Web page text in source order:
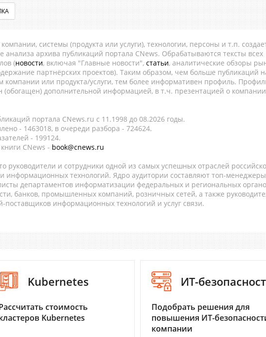
системы (продукта или услуги), технологии, персоны и т.п.
анализа архива публикаций портала CNews. Обрабатываются тексты всех
(новости, включая "Главные новости", статьи, аналитические обзоры
партнёрских проектов). Таким образом, чем больше публикаций
компании или продукта/услуги, тем более информативен профиль.
(обогащен) дополнительной информацией, в т.ч. презентацией о
портала CNews.ru c 11.1998 до 08.2026 годы.
- 1463018, в очереди разбора - 724624.
- 199124.
CNews - book@cnews.ru
руководители и сотрудники одной из самых успешных отраслей
информационных технологий. Ядро аудитории составляют топ-
департаментов информатизации федеральных и региональных
банков, промышленных компаний, розничных сетей, а также
поставщиков информационных технологий и услуг связи.
Kubernetes
стоимость
Kubernetes
ИТ-
Подобрать решения для
повышения ИТ-
компании